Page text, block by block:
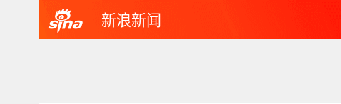
新浪新闻